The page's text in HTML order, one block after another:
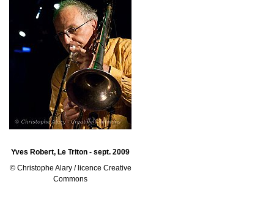
Yves Robert, Le Triton - sept. 2009
© Christophe Alary / licence Creative
Commons